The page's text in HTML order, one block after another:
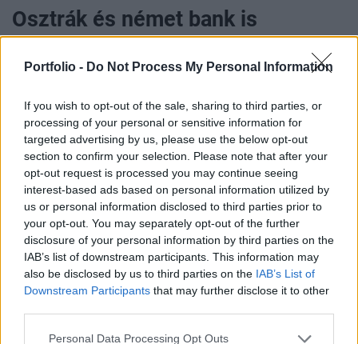
Portfolio - Do Not Process My Personal Information
If you wish to opt-out of the sale, sharing to third parties, or
processing of your personal or sensitive information for
targeted advertising by us, please use the below opt-out
section to confirm your selection. Please note that after your
opt-out request is processed you may continue seeing
interest-based ads based on personal information utilized by
us or personal information disclosed to third parties prior to
your opt-out. You may separately opt-out of the further
disclosure of your personal information by third parties on the
IAB’s list of downstream participants. This information may
also be disclosed by us to third parties on the IAB’s List of
Downstream Participants that may further disclose it to other
Personal Data Processing Opt Outs
Osztrák és német bank is
megérett a vételre
2013. január 24. 08:59
Az európai indexek a fáradás jeleit mutatják, nem
festenek másként a banki szektor szereplői sem.
Ez a mozgás azonban kiváló alkalmat kínál a
kedvező hozam/kockázat arányú belépési pontok
keresésére. Mai elemzésünkben három nyugat-
európai bank, a Raiffeisen, az Erste és a Deutsche
Bank grafikonját vizsgáltuk meg részletesebben.